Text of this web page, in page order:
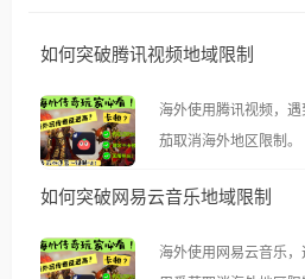
如何突破腾讯视频地域限制
海外使用腾讯视频，
茄取消海外地区限制。 当在海外打开腾讯视频，却突
示语。 海外用户如香港、澳门、台湾、美国、加拿
像其他音乐平台一样
如何突破网易云音乐地域限制
海外使用网易云音乐